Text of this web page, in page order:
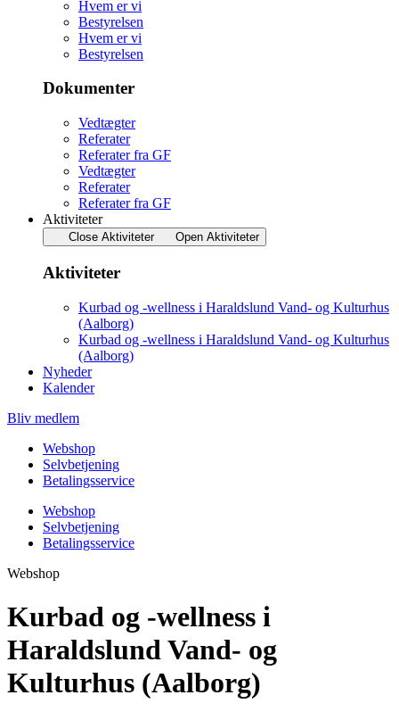
Hvem er vi
Bestyrelsen
Hvem er vi
Bestyrelsen
Dokumenter
Vedtægter
Referater
Referater fra GF
Vedtægter
Referater
Referater fra GF
Aktiviteter
Close Aktiviteter Open Aktiviteter
Aktiviteter
Kurbad og -wellness i Haraldslund Vand- og Kulturhus
(Aalborg)
Kurbad og -wellness i Haraldslund Vand- og Kulturhus
(Aalborg)
Nyheder
Kalender
Bliv medlem
Webshop
Selvbetjening
Betalingsservice
Webshop
Selvbetjening
Betalingsservice
Webshop
Kurbad og -wellness i
Haraldslund Vand- og
Kulturhus (Aalborg)